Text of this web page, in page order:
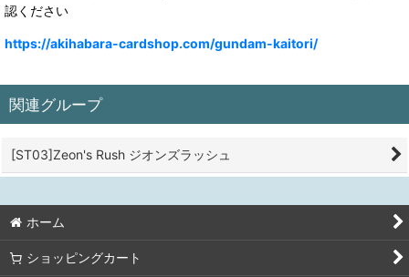
認ください
https://akihabara-cardshop.com/gundam-kaitori/
関連グループ
[ST03]Zeon's Rush ジオンズラッシュ
ホーム
ショッピングカート